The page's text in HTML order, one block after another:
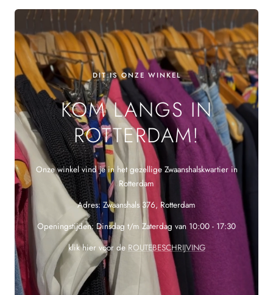
DIT IS ONZE WINKEL
KOM LANGS IN
ROTTERDAM!
Onze winkel vind je in het gezellige Zwaanshalskwartier in
Rotterdam
Adres: Zwaanshals 376, Rotterdam
Openingstijden: Dinsdag t/m Zaterdag van 10:00 - 17:30
klik hier voor de ROUTEBESCHRIJVING